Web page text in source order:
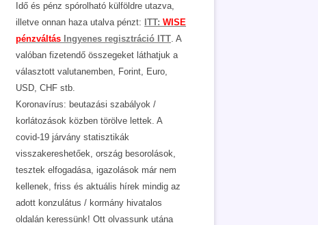
Idő és pénz spórolható külföldre utazva,
illetve onnan haza utalva pénzt: ITT: WISE
pénzváltás Ingyenes regisztráció ITT. A
valóban fizetendő összegeket láthatjuk a
választott valutanemben, Forint, Euro,
USD, CHF stb.
Koronavírus: beutazási szabályok /
korlátozások közben törölve lettek. A
covid-19 járvány statisztikák
visszakereshetőek, ország besorolások,
tesztek elfogadása, igazolások már nem
kellenek, friss és aktuális hírek mindig az
adott konzulátus / kormány hivatalos
oldalán keressünk! Ott olvassunk utána